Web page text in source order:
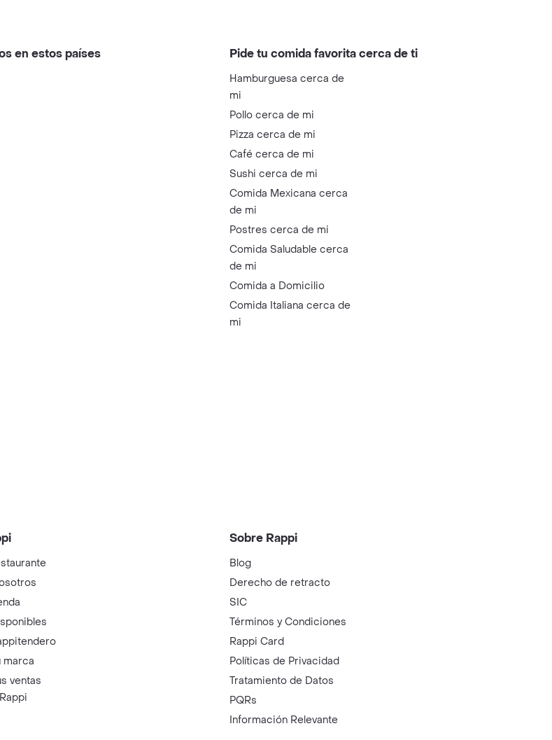
en estos países Pide tu comida favorita cerca de ti
Hamburguesa cerca de
mi
Pollo cerca de mi
Pizza cerca de mi
Café cerca de mi
Sushi cerca de mi
Comida Mexicana cerca
de mi
Postres cerca de mi
Comida Saludable cerca
de mi
Comida a Domicilio
Comida Italiana cerca de
mi
marca
ventas
Sobre Rappi
Blog
Derecho de retracto
SIC
Términos y Condiciones
Rappi Card
Políticas de Privacidad
Tratamiento de Datos
PQRs
Información Relevante